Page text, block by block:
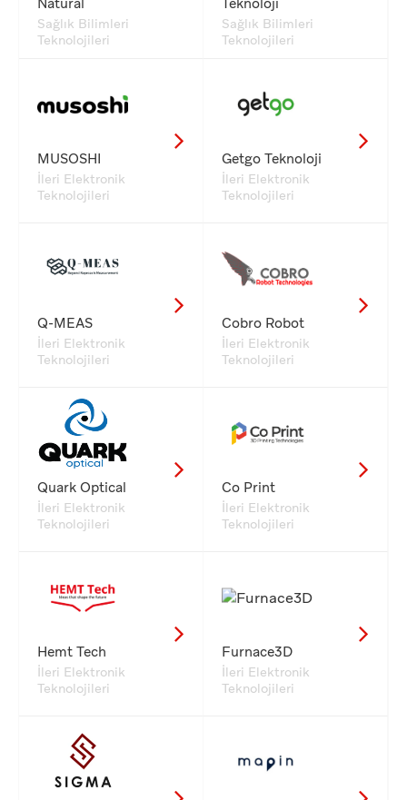
Natural
Sağlık Bilimleri
Teknolojileri
Teknoloji
Sağlık Bilimleri
Teknolojileri
MUSOSHI
İleri Elektronik
Teknolojileri
Getgo Teknoloji
İleri Elektronik
Teknolojileri
Q-MEAS
İleri Elektronik
Teknolojileri
Cobro Robot
İleri Elektronik
Teknolojileri
Quark Optical
İleri Elektronik
Teknolojileri
Co Print
İleri Elektronik
Teknolojileri
Hemt Tech
İleri Elektronik
Teknolojileri
Furnace3D
İleri Elektronik
Teknolojileri